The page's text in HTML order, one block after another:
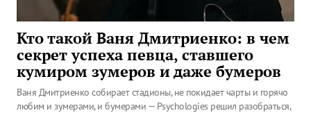
Кто такой Ваня Дмитриенко: в чем
секрет успеха певца, ставшего
кумиром зумеров и даже бумеров
Ваня Дмитриенко собирает стадионы, не покидает чарты и горячо
любим и зумерами, и бумерами — Psychologies решил разобраться,